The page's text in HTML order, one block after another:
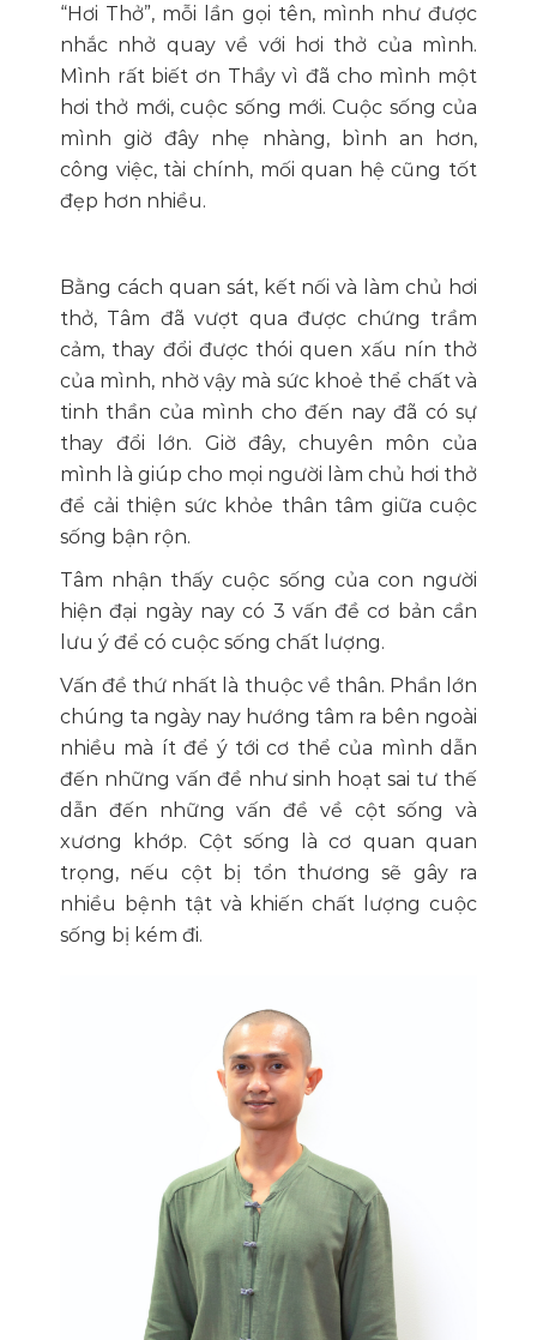
“Hơi Thở”, mỗi lần gọi tên, mình như được
nhắc nhở quay về với hơi thở của mình.
Mình rất biết ơn Thầy vì đã cho mình một
hơi thở mới, cuộc sống mới. Cuộc sống của
mình giờ đây nhẹ nhàng, bình an hơn,
công việc, tài chính, mối quan hệ cũng tốt
đẹp hơn nhiều.
Bằng cách quan sát, kết nối và làm chủ hơi
thở, Tâm đã vượt qua được chứng trầm
cảm, thay đổi được thói quen xấu nín thở
của mình, nhờ vậy mà sức khoẻ thể chất và
tinh thần của mình cho đến nay đã có sự
thay đổi lớn. Giờ đây, chuyên môn của
mình là giúp cho mọi người làm chủ hơi thở
để cải thiện sức khỏe thân tâm giữa cuộc
sống bận rộn.
Tâm nhận thấy cuộc sống của con người
hiện đại ngày nay có 3 vấn đề cơ bản cần
lưu ý để có cuộc sống chất lượng.
Vấn đề thứ nhất là thuộc về thân. Phần lớn
chúng ta ngày nay hướng tâm ra bên ngoài
nhiều mà ít để ý tới cơ thể của mình dẫn
đến những vấn đề như sinh hoạt sai tư thế
dẫn đến những vấn đề về cột sống và
xương khớp. Cột sống là cơ quan quan
trọng, nếu cột bị tổn thương sẽ gây ra
nhiều bệnh tật và khiến chất lượng cuộc
sống bị kém đi.